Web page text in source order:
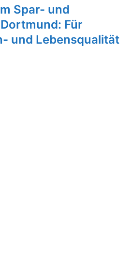
Spar- und
Für
und Lebensqualität